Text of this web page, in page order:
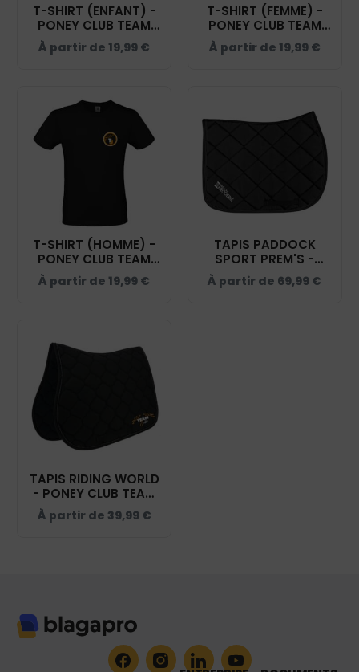
T-SHIRT (ENFANT) -
PONEY CLUB TEAM
JULIE - NOIR -
BC03TK
À partir de 19,99 €
T-SHIRT (FEMME) -
PONEY CLUB TEAM
JULIE - NOIR - BC04T
À partir de 19,99 €
T-SHIRT (HOMME) -
PONEY CLUB TEAM
JULIE - NOIR - BC03T
À partir de 19,99 €
TAPIS PADDOCK
SPORT PREM'S -
PONEY CLUB TEAM
JULIE - NOIR - 20474
À partir de 69,99 €
TAPIS RIDING WORLD
- PONEY CLUB TEAM
JULIE - NOIR - 20453
À partir de 39,99 €